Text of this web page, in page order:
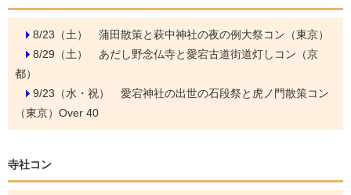
8/23（土） 蒲田散策と萩中神社の夜の例大祭コン（東京）
8/29（土） あだし野念仏寺と愛宕古道街道灯しコン（京
都）
9/23（水・祝） 愛宕神社の出世の石段祭と虎ノ門散策コン
（東京）Over 40
寺社コン